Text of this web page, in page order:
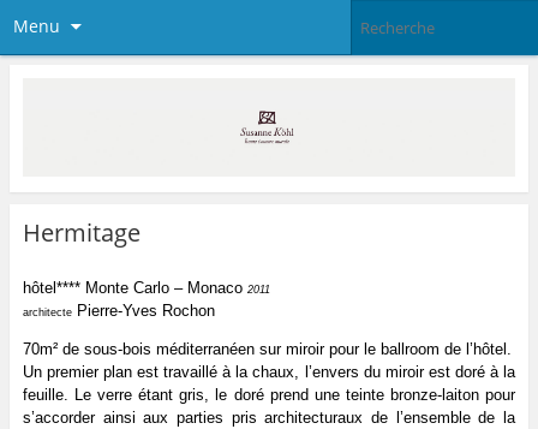
Menu
Hermitage
hôtel**** Monte Carlo – Monaco 2011
architectePierre-Yves Rochon
70m² de sous-bois méditerranéen sur miroir pour le ballroom de l’hôtel.
Un premier plan est travaillé à la chaux, l’envers du miroir est doré à la
feuille. Le verreétant gris, le doré prend une teinte bronze-laiton pour
s’accorder ainsi aux parties pris architecturaux de l’ensemble de la